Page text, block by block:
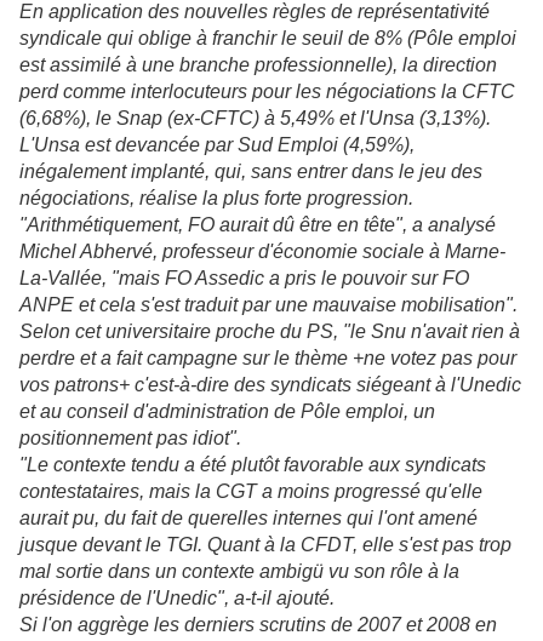
En application des nouvelles règles de représentativité
syndicale qui oblige à franchir le seuil de 8% (Pôle emploi
est assimilé à une branche professionnelle), la direction
perd comme interlocuteurs pour les négociations la CFTC
(6,68%), le Snap (ex-CFTC) à 5,49% et l'Unsa (3,13%).
L'Unsa est devancée par Sud Emploi (4,59%),
inégalement implanté, qui, sans entrer dans le jeu des
négociations, réalise la plus forte progression.
"Arithmétiquement, FO aurait dû être en tête", a analysé
Michel Abhervé, professeur d'économie sociale à Marne-
La-Vallée, "mais FO Assedic a pris le pouvoir sur FO
ANPE et cela s'est traduit par une mauvaise mobilisation".
Selon cet universitaire proche du PS, "le Snu n'avait rien à
perdre et a fait campagne sur le thème +ne votez pas pour
vos patrons+ c'est-à-dire des syndicats siégeant à l'Unedic
et au conseil d'administration de Pôle emploi, un
positionnement pas idiot".
"Le contexte tendu a été plutôt favorable aux syndicats
contestataires, mais la CGT a moins progressé qu'elle
aurait pu, du fait de querelles internes qui l'ont amené
jusque devant le TGI. Quant à la CFDT, elle s'est pas trop
mal sortie dans un contexte ambigü vu son rôle à la
présidence de l'Unedic", a-t-il ajouté.
Si l'on aggrège les derniers scrutins de 2007 et 2008 en